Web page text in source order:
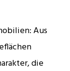
Aus
die